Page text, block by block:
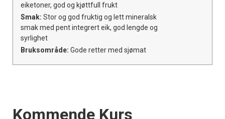
eiketoner, god og kjøttfull frukt
Smak: Stor og god fruktig og lett mineralsk
smak med pent integrert eik, god lengde og
syrlighet
Bruksområde: Gode retter med sjømat
Events
Kommende Kurs